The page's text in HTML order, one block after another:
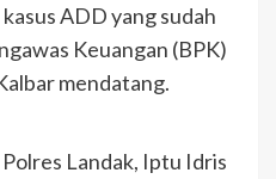
ADD yang sudah
Keuangan (BPK)
mendatang.
Landak, Iptu Idris